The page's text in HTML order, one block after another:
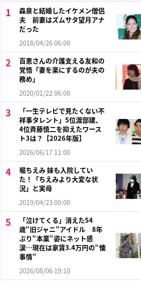
森泉と結婚したイケメン僧侶
夫 前妻はズムサタ望月アナ
だった
2018/04/26 06:00
百恵さんの介護支える友和の
覚悟「妻を楽にするのが夫の
務め」
2020/01/22 06:00
「一生テレビで見たくない不
祥事タレント」5位渡部建、
4位斉藤慎二を抑えたワース
ト3は？【2026年版】
2026/06/17 11:00
堀ちえみ 妹も入院してい
た！「ちえみより大変な状
況」と実母
2019/04/23 00:00
「泣けてくる」消えた54
歳“旧ジャニ”アイドル 8年
ぶり“本業”姿にネット感
涙…現在は家賃3.4万円の“懐
事情”
2026/08/06 19:10